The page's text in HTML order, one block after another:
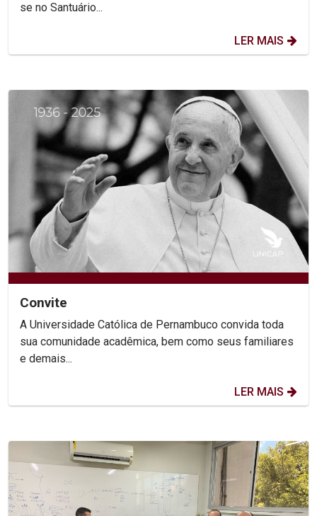
se no Santuário...
LER MAIS
Convite
A Universidade Católica de Pernambuco convida toda
sua comunidade acadêmica, bem como seus familiares
e demais...
LER MAIS